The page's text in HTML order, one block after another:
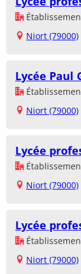
Niort (79000)
Lycée Paul
Niort (79000)
Lycée
Niort (79000)
Lycée
Niort (79000)